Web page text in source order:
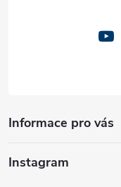
Informace pro vás
Instagram